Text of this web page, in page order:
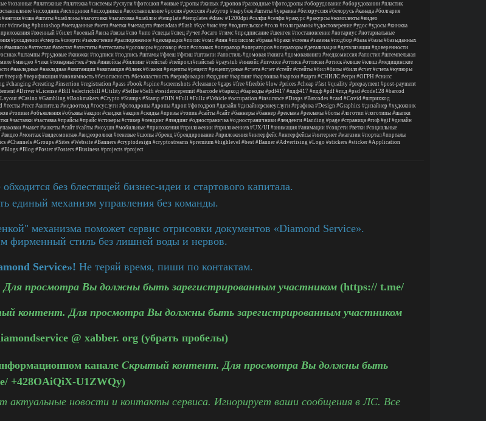
#юзанные #платежные #платежка #системы #услуги #фотошоп #живые #дропы #живых #дропов #разводные #фотодропы #оборудование #оборудовании #пластик
#исходник #исходники #исходников #восстановление #росия #росссия #забугор #зарубеж #штаты #украина #белоруссия #белорусь #канада #болгария
#англия #сша #штаты #шаблоны #заготовки #загатовка #шаблон #template #templates #draw #1200dpi #сэлфи #селфи #ракурс #ракурсы #комплекты #видео
#drawing #photoshop #метаданные #мета #метки #метадата #metadata #flash #kyc #кис #ву #водительское #голо #голограммы #удостоверение #удос #удосы #кинжка
#военный #билет #военый #виза #визы #спо #нпо #спецы #спец #учет #осаго #гимс #предписание #шенген #постановление #нотариус #нотариальные
#рошдении #смерть #смерти #заключение #распоряжение #декларация #полис #омс #инн #полисомс #брака #браки #смена #замена #подбор #база #базы #базыданных
#выписок #аттестат #атестат #атестаты #аттестаты #договоры #договор #сот #сотовых #оператор #операторов #операторы #детализация #детализации #доверенности
#штампы #трудовые #книжки #подписи #подпись #штамы #флеш #флэш #штампи #апостиль #домовая #книга #домоваякнига #медкомиссия #апостил #штемпельная
#мвидео #чеки #товарныйчек #чек #инвойсы #биллинг #пейстаб #пейролл #пэйстаб #paystub #инвойс #invoice #оттиск #оттиски #отиск #клише #клиш #медицинские
#накладные #накладная #квитанции #квитанция #бланк #бланки #рецепты #рецепт #рецептурные #счета #счет #стейт #стейты #бил #билы #билл #счет #счета #купюры
#вериф #верификация #анонимность #безопасность #безопастность #верификации #кардинг #картинг #картошка #картон #карта #СНИЛС #егрн #ОГРН #снилс
#changing #creating #insertion #registration #pass #book #spine #screenshots #clearance #gaps #free #freebie #low #prices #cheap #fast #quality #prepayment #post-payment
#Driver #License #Bill #electricbill #Utility #Selfie #Selfi #residencepermit #barcode #баркод #баркоды #pdf417 #пдф417 #пдф #pdf #псд #psd #code128 #barcod
#Casino #Gambling #Bookmakers #Crypto #Stamps #Stamp #DIN #Full #Fullz #Vehicle #occupation #insurance #Drops #Barcodes #card #Covid #штрихкод
#тесты #тест #антитела #медоотвод #госуслуги #фотодропы #дропы #дроп #фотодроп #дизайн #дизайнерскиеуслуги #графика #Design #Graphics #дизайнер #художник
#топики #объявления #объявы #акции #скидки #акция #скидка #призы #топик #сайты #сайт #баннеры #баннер #реклама #рекламы #боты #логотип #логотипы #шапки
#заставки #заставка #прайсы #прайс #стикеры #стикер #лендинг #лэндинг #одностраничка #одностраничники #ленденги #landing #page #страница #гиф #gif #дизайн
#макет #макеты #сайт #сайты #моушн #мобильные #приложения #приложении #приложениев #UX/UI #анимация #анимации #соцсети #ветки #социальные
#видео #монтаж #видеомонтаж #видеоролики #теневые #шопы #бренд #брендирование #приложения #интерфейс #интерфейсы #интернет #магазин #портал #порталы
#Channels #Groups #Sites #Website #Banners #cryptodesign #cryptostreams #premium #highlevel #best #Banner #Advertising #Logo #stickers #sticker #Application
#Blogs #Blog #Poster #Posters #Business #projects #project
без блестящей бизнес-идеи и стартового капитала.
единый механизм управления без команды.
механизма поможет сервис отрисовки документов «Diamond Service».
фирменный стиль без лишней воды и нервов.
Service»! Не теряй время, пиши по контактам.
просмотра Вы должны быть зарегистрированным участником (https:// t.me/
контент. Для просмотра Вы должны быть зарегистрированным участником
@ xabber. org (убрать пробелы)
канале Скрытый контент. Для просмотра Вы должны быть
+428OAiQiX-U1ZWQy)
актуальные новости и контакты сервиса. Игнорирует ваши сообщения в ЛС. Все